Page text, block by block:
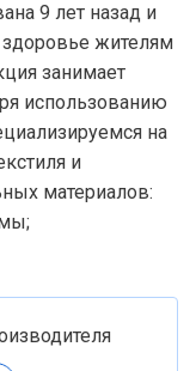
9 лет назад и
жителям
занимает
использованию
на
и
материалов: